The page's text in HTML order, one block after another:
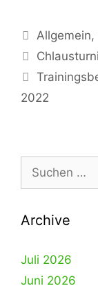
Kategorien
Allgemein,
2022
Suche
nach:
Archive
Juli 2026
Juni 2026